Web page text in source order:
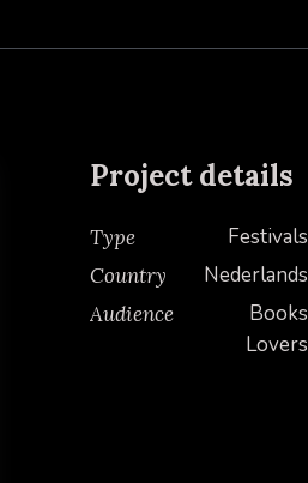
Project details
Type Festivals
Country Nederlands
Audience
Books
Lovers